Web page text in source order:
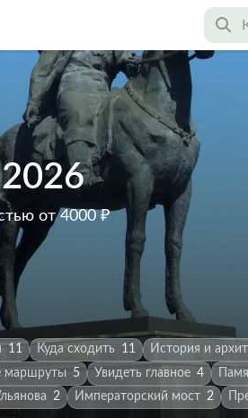
от 4000 ₽
11 Куда сходить 11 История и
маршруты 5 Увидеть главное 4
2 Императорский мост 2